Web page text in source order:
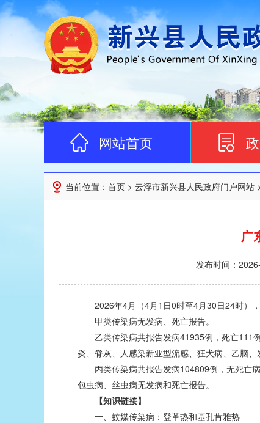
网站首页
当前位置： 首页 > 云浮市新兴县人民政府门户网站
广
发布时间：
2026年4月（4月1日0时至4月30日24时），
甲类传染病无发病、死亡报告。
乙类传染病共报告发病41935例，死亡111例
炎、脊灰、人感染新亚型流感、狂犬病、乙脑
丙类传染病共报告发病104809例，无死亡病
包虫病、丝虫病无发病和死亡报告。
【知识链接】
一、蚊媒传染病：登革热和基孔肯雅热